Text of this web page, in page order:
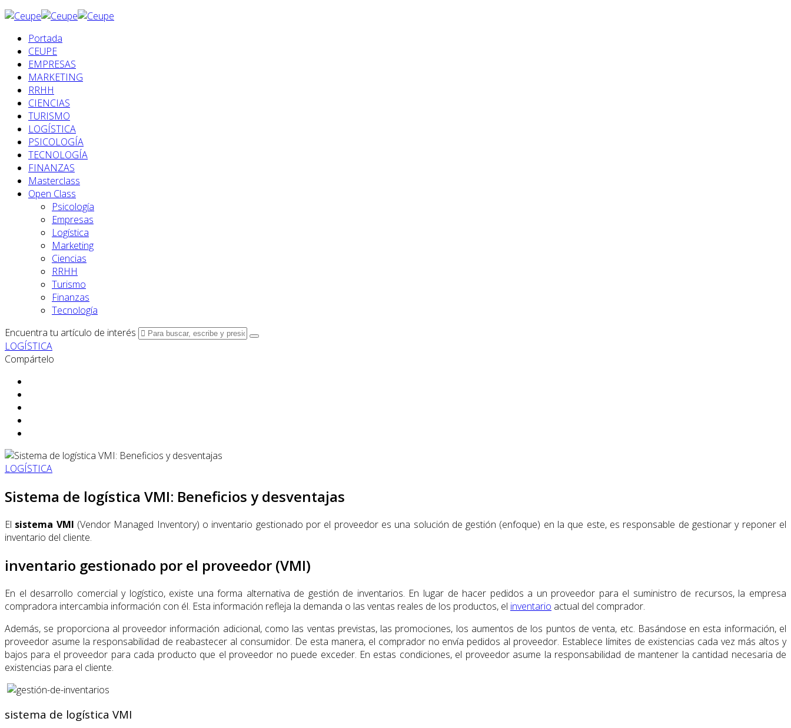
Portada
CEUPE
EMPRESAS
MARKETING
RRHH
CIENCIAS
TURISMO
LOGÍSTICA
PSICOLOGÍA
TECNOLOGÍA
FINANZAS
Masterclass
Open Class
Psicología
Empresas
Logística
Marketing
Ciencias
RRHH
Turismo
Finanzas
Tecnología
Encuentra tu artículo de interés
LOGÍSTICA
Compártelo
LOGÍSTICA
Sistema de logística VMI: Beneficios y desventajas
El sistema VMI (Vendor Managed Inventory) o inventario gestionado por el proveedor es una solución de gestión (enfoque) en la que este, es responsable de gestionar y reponer el
inventario del cliente.
inventario gestionado por el proveedor (VMI)
En el desarrollo comercial y logístico, existe una forma alternativa de gestión de inventarios. En lugar de hacer pedidos a un proveedor para el suministro de recursos, la empresa
compradora intercambia información con él. Esta información refleja la demanda o las ventas reales de los productos, el inventario actual del comprador.
Además, se proporciona al proveedor información adicional, como las ventas previstas, las promociones, los aumentos de los puntos de venta, etc. Basándose en esta información, el
proveedor asume la responsabilidad de reabastecer al consumidor. De esta manera, el comprador no envía pedidos al proveedor. Establece límites de existencias cada vez más altos y
bajos para el proveedor para cada producto que el proveedor no puede exceder. En estas condiciones, el proveedor asume la responsabilidad de mantener la cantidad necesaria de
existencias para el cliente.
sistema de logística VMI